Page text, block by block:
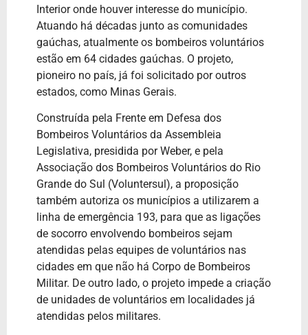
Interior onde houver interesse do município.
Atuando há décadas junto as comunidades
gaúchas, atualmente os bombeiros voluntários
estão em 64 cidades gaúchas. O projeto,
pioneiro no país, já foi solicitado por outros
estados, como Minas Gerais.
Construída pela Frente em Defesa dos
Bombeiros Voluntários da Assembleia
Legislativa, presidida por Weber, e pela
Associação dos Bombeiros Voluntários do Rio
Grande do Sul (Voluntersul), a proposição
também autoriza os municípios a utilizarem a
linha de emergência 193, para que as ligações
de socorro envolvendo bombeiros sejam
atendidas pelas equipes de voluntários nas
cidades em que não há Corpo de Bombeiros
Militar. De outro lado, o projeto impede a criação
de unidades de voluntários em localidades já
atendidas pelos militares.